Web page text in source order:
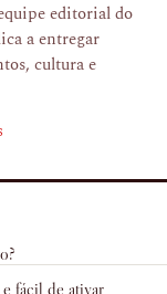
editorial do
a entregar
cultura e
fácil de ativar